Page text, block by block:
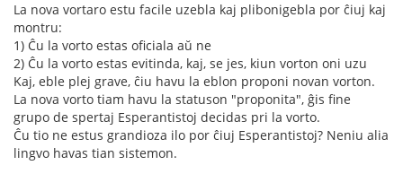
La nova vortaro estu facile uzebla kaj plibonigebla por ĉiuj kaj
montru:
1) Ĉu la vorto estas oficiala aŭ ne
2) Ĉu la vorto estas evitinda, kaj, se jes, kiun vorton oni uzu
Kaj, eble plej grave, ĉiu havu la eblon proponi novan vorton.
La nova vorto tiam havu la statuson "proponita", ĝis fine
grupo de spertaj Esperantistoj decidas pri la vorto.
Ĉu tio ne estus grandioza ilo por ĉiuj Esperantistoj? Neniu alia
lingvo havas tian sistemon.